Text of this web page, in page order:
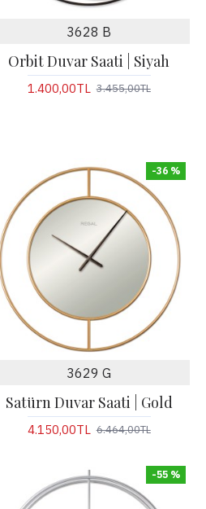
3628 B
Orbit Duvar Saati | Siyah
1.400,00TL 3.455,00TL
-36 %
3629 G
Satürn Duvar Saati | Gold
4.150,00TL 6.464,00TL
-55 %